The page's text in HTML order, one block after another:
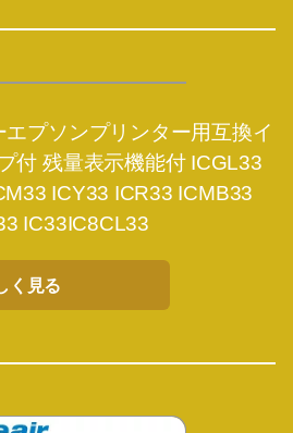
プソンプリンター用互換イ
付 残量表示機能付 ICGL33
ICY33 ICR33 ICMB33
IC33IC8CL33
く見る